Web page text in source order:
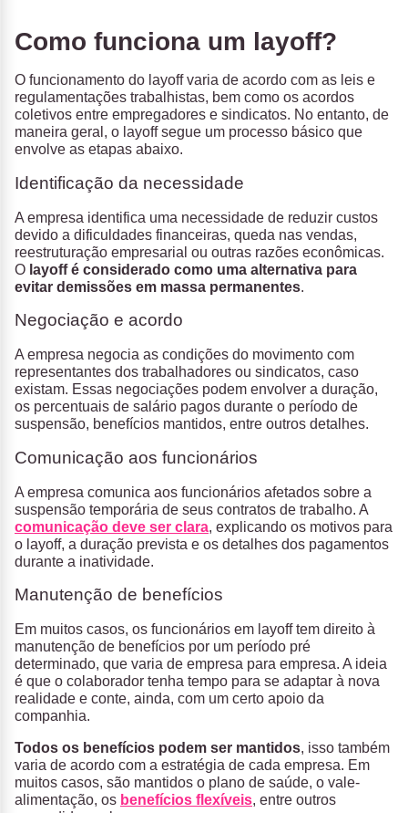
Como funciona um layoff?
O funcionamento do layoff varia de acordo com as leis e
regulamentações trabalhistas, bem como os acordos
coletivos entre empregadores e sindicatos. No entanto, de
maneira geral, o layoff segue um processo básico que
envolve as etapas abaixo.
Identificação da necessidade
A empresa identifica uma necessidade de reduzir custos
devido a dificuldades financeiras, queda nas vendas,
reestruturação empresarial ou outras razões econômicas.
O layoff é considerado como uma alternativa para
evitar demissões em massa permanentes.
Negociação e acordo
A empresa negocia as condições do movimento com
representantes dos trabalhadores ou sindicatos, caso
existam. Essas negociações podem envolver a duração,
os percentuais de salário pagos durante o período de
suspensão, benefícios mantidos, entre outros detalhes.
Comunicação aos funcionários
A empresa comunica aos funcionários afetados sobre a
suspensão temporária de seus contratos de trabalho. A
comunicação deve ser clara, explicando os motivos para
o layoff, a duração prevista e os detalhes dos pagamentos
durante a inatividade.
Manutenção de benefícios
Em muitos casos, os funcionários em layoff tem direito à
manutenção de benefícios por um período pré
determinado, que varia de empresa para empresa. A ideia
é que o colaborador tenha tempo para se adaptar à nova
realidade e conte, ainda, com um certo apoio da
companhia.
Todos os benefícios podem ser mantidos, isso também
varia de acordo com a estratégia de cada empresa. Em
muitos casos, são mantidos o plano de saúde, o vale-
alimentação, os benefícios flexíveis, entre outros